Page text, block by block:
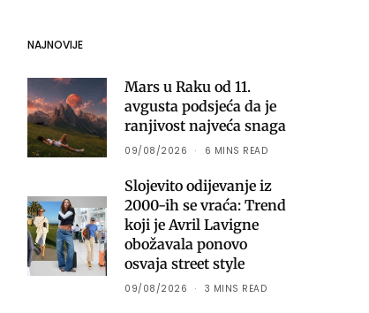
NAJNOVIJE
Mars u Raku od 11.
avgusta podsjeća da je
ranjivost najveća snaga
09/08/2026 6 MINS READ
Slojevito odijevanje iz
2000-ih se vraća: Trend
koji je Avril Lavigne
obožavala ponovo
osvaja street style
09/08/2026 3 MINS READ